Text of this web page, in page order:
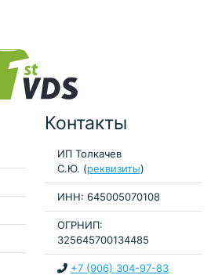
Контакты
ИП Толкачев
С.Ю. (реквизиты)
ИНН: 645005070108
ОГРНИП:
325645700134485
+7 (906) 304-97-83